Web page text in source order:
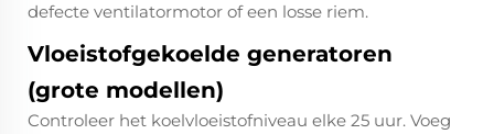
defecte ventilatormotor of een losse riem.
Vloeistofgekoelde generatoren
(grote modellen)
Controleer het koelvloeistofniveau elke 25 uur. Voeg